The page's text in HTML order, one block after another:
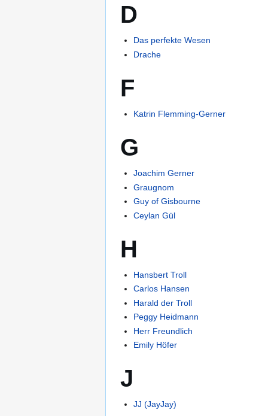
D
Das perfekte Wesen
Drache
F
Katrin Flemming-Gerner
G
Joachim Gerner
Graugnom
Guy of Gisbourne
Ceylan Gül
H
Hansbert Troll
Carlos Hansen
Harald der Troll
Peggy Heidmann
Herr Freundlich
Emily Höfer
J
JJ (JayJay)